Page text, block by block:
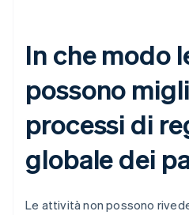
In che modo
possono
processi di
globale dei
Le attività non possono